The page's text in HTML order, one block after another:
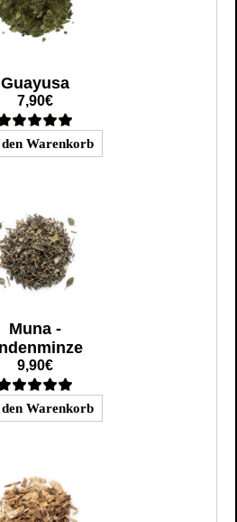
Guayusa
7,90€
Muna -
9,90€